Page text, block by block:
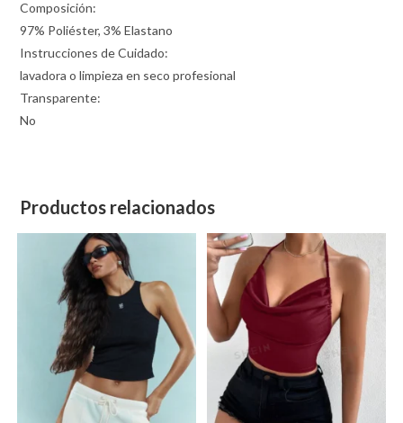
Composición:
97% Poliéster, 3% Elastano
Instrucciones de Cuidado:
lavadora o limpieza en seco profesional
Transparente:
No
Productos relacionados